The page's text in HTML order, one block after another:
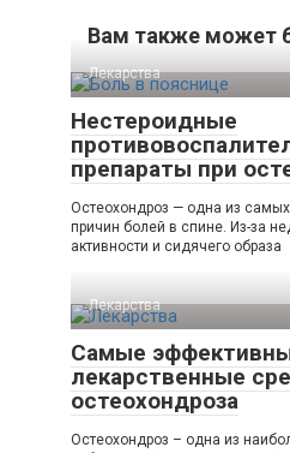
Вам также может
Лекарства
Нестероидные
препараты при
Остеохондроз — одна из
причин болей в спине. Из-за
активности и сидячего образа
Лекарства
Самые
лекарственные
остеохондроза
Остеохондроз – одна из